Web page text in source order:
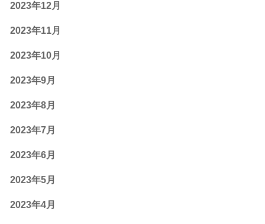
2023年12月
2023年11月
2023年10月
2023年9月
2023年8月
2023年7月
2023年6月
2023年5月
2023年4月